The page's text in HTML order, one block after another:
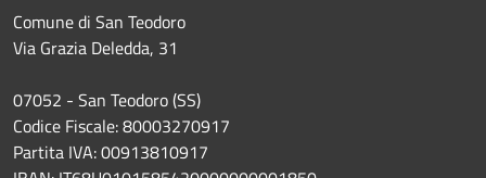
Comune di San Teodoro
Via Grazia Deledda, 31
07052 - San Teodoro (SS)
Codice Fiscale: 80003270917
Partita IVA: 00913810917